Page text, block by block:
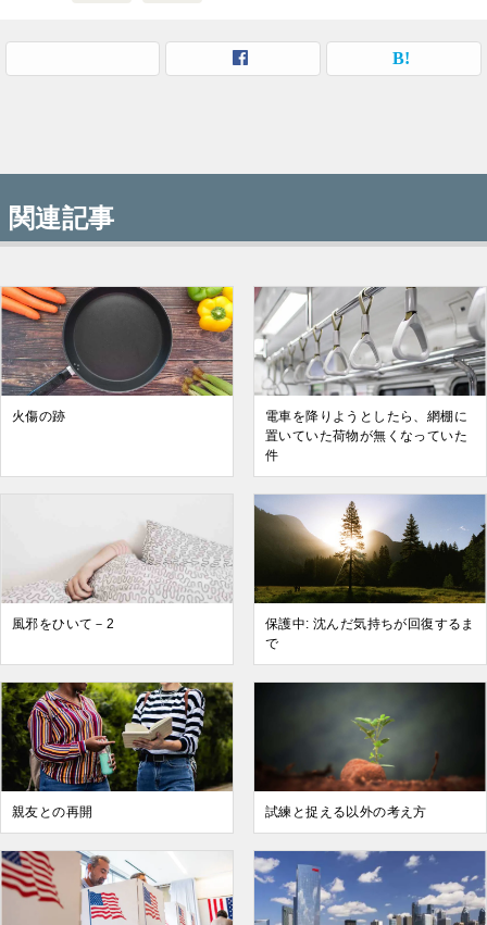
関連記事
火傷の跡
電車を降りようとしたら、網棚に
置いていた荷物が無くなっていた
件
風邪をひいて－2
保護中: 沈んだ気持ちが回復するま
で
親友との再開 試練と捉える以外の考え方